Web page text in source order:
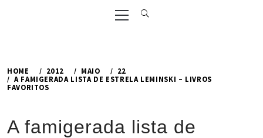
Primary
Menu
HOME 2012 MAIO
22
A FAMIGERADA LISTA DE ESTRELA LEMINSKI – LIVROS
FAVORITOS
A famigerada lista de